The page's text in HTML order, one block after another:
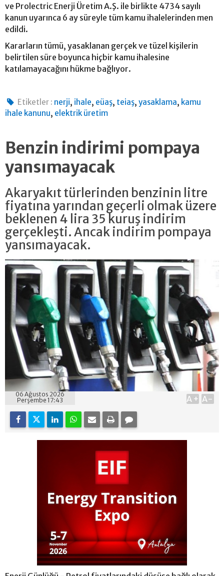
ve Prolectric Enerji Üretim A.Ş. ile birlikte 4734 sayılı
kanun uyarınca 6 ay süreyle tüm kamu ihalelerinden men
edildi.
Kararların tümü, yasaklanan gerçek ve tüzel kişilerin
belirtilen süre boyunca hiçbir kamu ihalesine
katılamayacağını hükme bağlıyor.
Etiketler : nerji, ihale, eüaş, teiaş,yasaklama, kamu
ihale kanunu, elektrik üretim
Benzin indirimi pompaya
yansımayacak
Akaryakıt türlerinden benzinin litre
fiyatına yarından geçerli olmak üzere
beklenen 4 lira 35 kuruş indirim
gerçekleşti. Ancak indirim pompaya
yansımayacak.
06 Ağustos 2026
Perşembe 17:43
A+ A-